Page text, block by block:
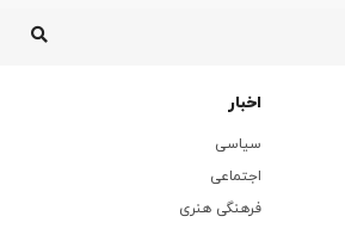
اخبار
سیاسی
اجتماعی
فرهنگی هنری